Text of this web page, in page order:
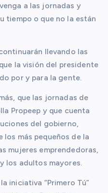
a las jornadas y
tiempo o que no la están
llevando las
la visión del presidente
por y para la gente.
que las jornadas de
Propeep y que cuenta
del gobierno,
los más pequeños de la
mujeres emprendedoras,
los adultos mayores.
iniciativa “Primero Tú”